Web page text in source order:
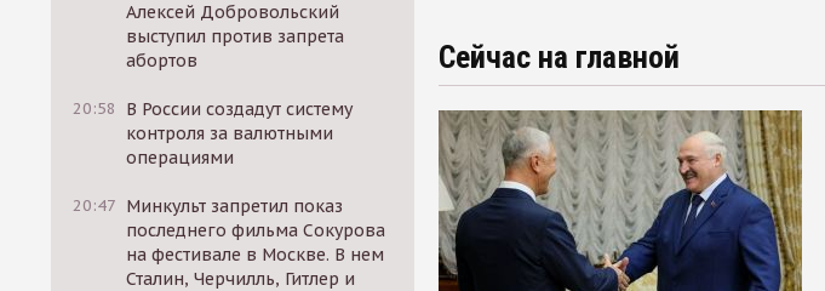
Алексей Добровольский
выступил против запрета
абортов
20:58
В России создадут систему
контроля за валютными
операциями
20:47 Минкульт запретил показ
последнего фильма Сокурова
на фестивале в Москве. В нем
Сталин, Черчилль, Гитлер и
Сейчас на главной